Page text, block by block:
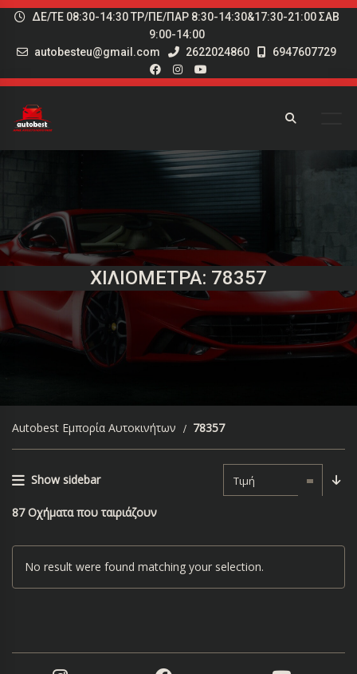
ΔΕ/ΤΕ 08:30-14:30 ΤΡ/ΠΕ/ΠΑΡ 8:30-14:30&17:30-21:00 ΣΑΒ
9:00-14:00
autobesteu@gmail.com
2622024860 6947607729
ΧΙΛΙΌΜΕΤΡΑ: 78357
Autobest Εμπορία Αυτοκινήτων 78357
Show sidebar Τιμή
87 Οχήματα που ταιριάζουν
No result were found matching your selection.